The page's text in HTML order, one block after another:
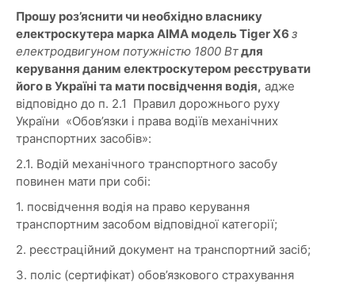
Прошу роз’яснити чи необхідно власнику
електроскутера марка AIMA модель Tiger X6 з
електродвигуном потужністю 1800 Втдля
керування даним електроскутером реєструвати
його в Україні та мати посвідчення водія, адже
відповідно до п. 2.1 Правил дорожнього руху
України «Обов’язки і права водіїв механічних
транспортних засобів»:
2.1. Водій механічного транспортного засобу
повинен мати при собі:
1. посвідчення водія на право керування
транспортним засобом відповідної категорії;
2. реєстраційний документ на транспортний засіб;
3. поліс (сертифікат) обов’язкового страхування